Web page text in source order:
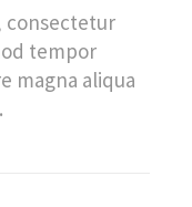
consectetur
tempor
magna aliqua